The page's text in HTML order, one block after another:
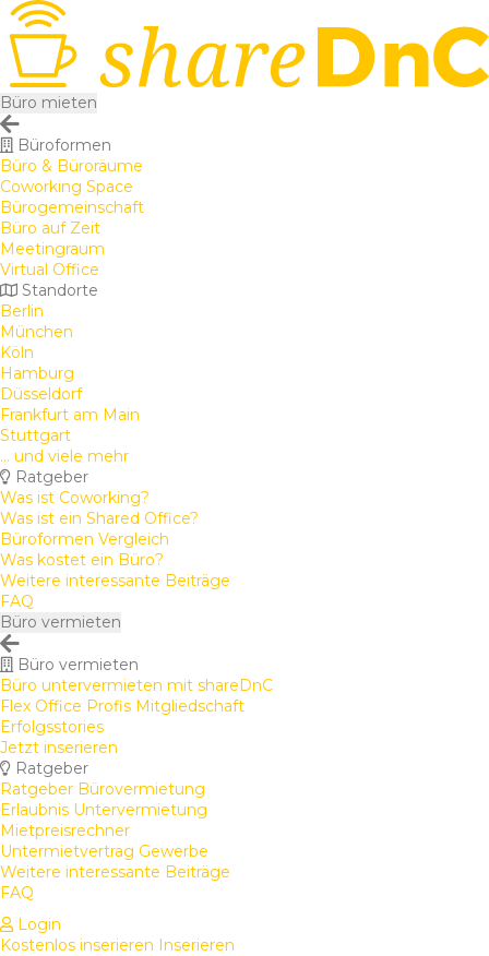
Büro mieten
Büroformen
Büro & Büroräume
Coworking Space
Bürogemeinschaft
Büro auf Zeit
Meetingraum
Virtual Office
Standorte
Berlin
München
Köln
Hamburg
Düsseldorf
Frankfurt am Main
Stuttgart
... und viele mehr
Ratgeber
Was ist Coworking?
Was ist ein Shared Office?
Büroformen Vergleich
Was kostet ein Büro?
Weitere interessante Beiträge
FAQ
Büro vermieten
Büro vermieten
Büro untervermieten mit shareDnC
Flex Office Profis Mitgliedschaft
Erfolgsstories
Jetzt inserieren
Ratgeber
Ratgeber Bürovermietung
Erlaubnis Untervermietung
Mietpreisrechner
Untermietvertrag Gewerbe
Weitere interessante Beiträge
FAQ
Login
Kostenlos inserieren Inserieren